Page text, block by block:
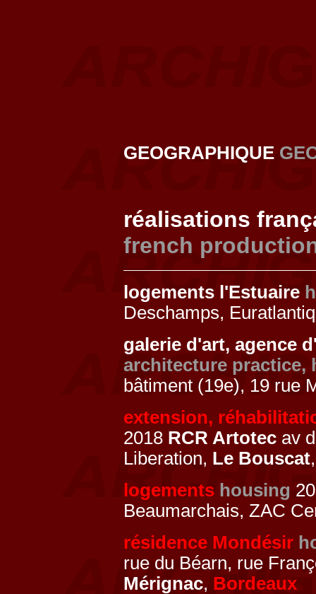
GEOGRAPHIQUE
réalisations
french
logements l'Estuaire
Deschamps,
galerie d'art, agence
architecture practice,
bâtiment (19e), 19 rue
extension,
2018 RCR Artotec av
Liberation, Le Bouscat
logements housing
Beaumarchais, ZAC
résidence Mondésir
rue du Béarn, rue
Mérignac, Bordeaux